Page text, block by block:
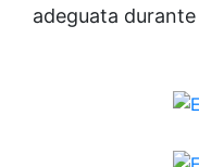
adeguata